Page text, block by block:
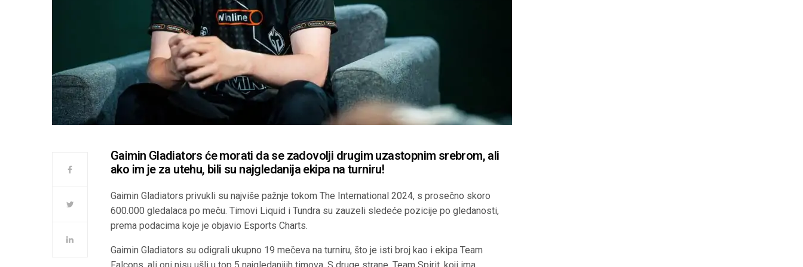
Gaimin Gladiators će morati da se zadovolji drugim uzastopnim srebrom, ali
ako im je za utehu, bili su najgledanija ekipa na turniru!
Gaimin Gladiators privukli su najviše pažnje tokom The International 2024, s prosečno skoro
600.000 gledalaca po meču. Timovi Liquid i Tundra su zauzeli sledeće pozicije po gledanosti,
prema podacima koje je objavio Esports Charts.
Gaimin Gladiators su odigrali ukupno 19 mečeva na turniru, što je isti broj kao i ekipa Team